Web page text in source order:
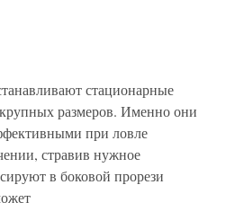
стационарные
размеров. Именно они
при ловле
стравив нужное
в боковой прорези